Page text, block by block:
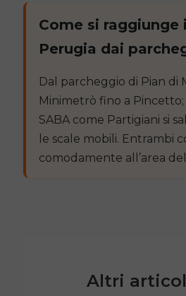
Come si raggiunge
Perugia dai
Dal parcheggio di Pian di
Minimetrò fino a
SABA come Partigiani si
le scale mobili. Entrambi
comodamente all’area
Altri